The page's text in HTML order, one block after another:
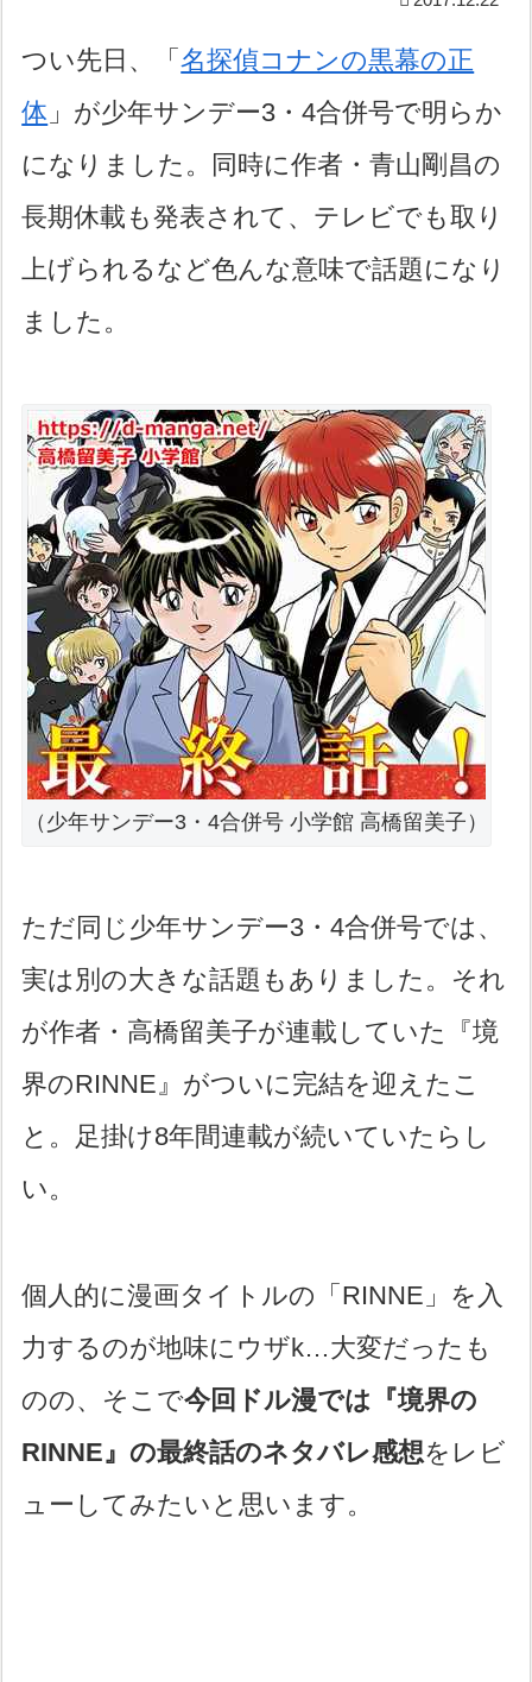
つい先日、「名探偵コナンの黒幕の正
体 」が少年サンデー3・4合併号で明らか
になりました。同時に作者・青山剛昌の
長期休載も発表されて、テレビでも取り
上げられるなど色んな意味で話題になり
ました。
（少年サンデー3・4合併号 小学館 高橋留美子）
ただ同じ少年サンデー3・4合併号では、
実は別の大きな話題もありました。それ
が作者・高橋留美子が連載していた『境
界のRINNE』がついに完結を迎えたこ
と。足掛け8年間連載が続いていたらし
い。
個人的に漫画タイトルの「RINNE」を入
力するのが地味にウザk…大変だったも
のの、そこで今回ドル漫では『境界の
RINNE』の最終話のネタバレ感想をレビ
ューしてみたいと思います。